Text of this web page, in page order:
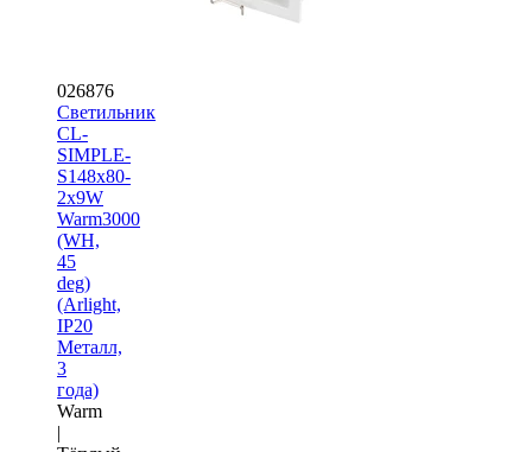
026876
Светильник
CL-
SIMPLE-
S148x80-
2x9W
Warm3000
(WH,
45
deg)
(Arlight,
IP20
Металл,
3
года)
Warm
|